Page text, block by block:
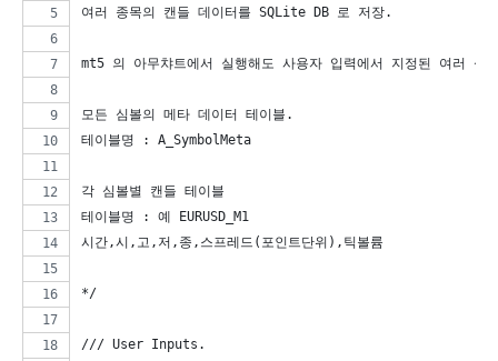
여러 종목의 캔들 데이터를 SQLite DB 로 저장.
mt5 의 아무챠트에서 실행해도 사용자 입력에서 지정된 여러 심
모든 심볼의 메타 데이터 테이블.
테이블명 : A_SymbolMeta
각 심볼별 캔들 테이블
테이블명 : 예 EURUSD_M1
시간,시,고,저,종,스프레드(포인트단위),틱볼륨
*/
/// User Inputs.